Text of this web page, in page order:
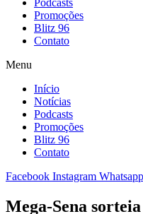
Promoções
Blitz 96
Contato
Menu
Início
Notícias
Podcasts
Promoções
Blitz 96
Contato
Facebook Instagram Whatsapp
Mega-Sena